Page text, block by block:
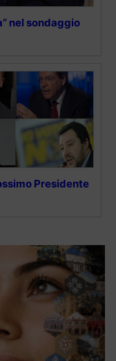
nel sondaggio
Presidente